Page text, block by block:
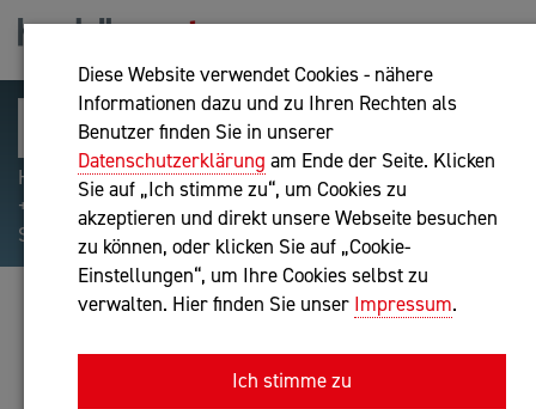
Diese Website verwendet Cookies - nähere
Informationen dazu und zu Ihren Rechten als
Benutzer finden Sie in unserer
Datenschutzerklärung am Ende der Seite. Klicken
Sie auf „Ich stimme zu“, um Cookies zu
akzeptieren und direkt unsere Webseite besuchen
zu können, oder klicken Sie auf „Cookie-
Einstellungen“, um Ihre Cookies selbst zu
verwalten. Hier finden Sie unser Impressum.
Ich stimme zu
Hilfreiche Suchparameter: Begriff einschließen:
+webshop, Begriff ausschließen: -webshop, Exakter
Suchbegriff: "internet of things"
GABRIELE FÜRTBAUER
Bilanzbuchhaltung nach BibuG, Unternehmensberatung